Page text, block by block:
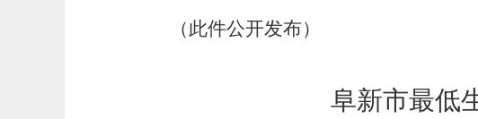
（此件公开发布）
阜新市最低